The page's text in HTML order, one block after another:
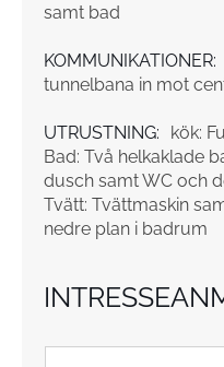
samt bad
KOMMUNIKATIONER:
tunnelbana in mot
UTRUSTNING:
kök:
Bad: Två helkaklade
dusch samt WC och
Tvätt: Tvättmaskin
nedre plan i badrum